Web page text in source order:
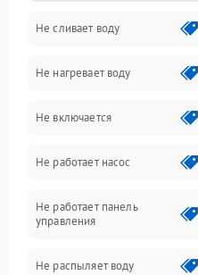
Электропитание
Датчики
Нагрев
Вода
Гигиена
Программное обеспечение
Не сливает воду
Не нагревает воду
Не включается
Не работает насос
Не работает панель
управления
Не распыляет воду